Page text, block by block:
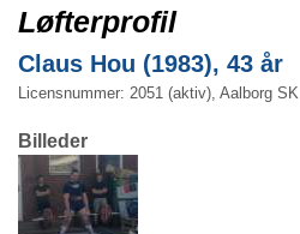
Løfterprofil
Claus Hou (1983), 43 år
Licensnummer: 2051 (aktiv), Aalborg SK
Billeder